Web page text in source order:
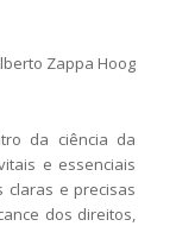
Zappa Hoog
da ciência da
e essenciais
claras e precisas
dos direitos,